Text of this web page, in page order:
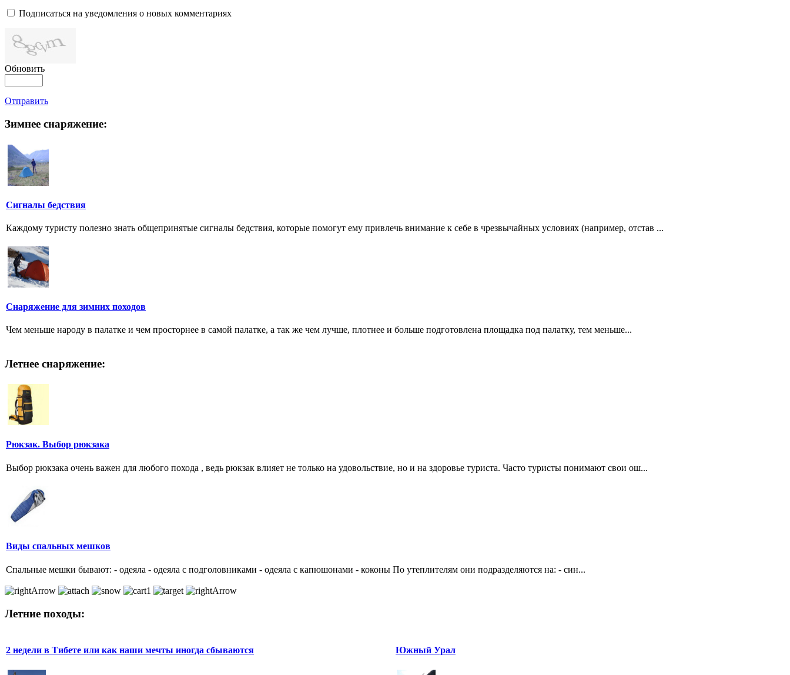
Подписаться на уведомления о новых комментариях
Обновить
Отправить
Зимнее снаряжение:
Сигналы бедствия
Каждому туристу полезно знать общепринятые сигналы бедствия, которые помогут ему привлечь внимание к себе в чрезвычайных условиях (например, отстав ...
Снаряжение для зимних походов
Чем меньше народу в палатке и чем просторнее в самой палатке, а так же чем лучше, плотнее и больше подготовлена площадка под палатку, тем меньше...
Летнее снаряжение:
Рюкзак. Выбор рюкзака
Выбор рюкзака очень важен для любого похода , ведь рюкзак влияет не только на удовольствие, но и на здоровье туриста. Часто туристы понимают свои ош...
Виды спальных мешков
Спальные мешки бывают: - одеяла - одеяла с подголовниками - одеяла с капюшонами - коконы По утеплителям они подразделяются на: - син...
Летние походы:
2 недели в Тибете или как наши мечты иногда сбываются Южный Урал